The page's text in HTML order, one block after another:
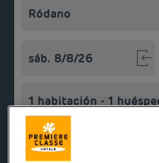
Añadir un código especial